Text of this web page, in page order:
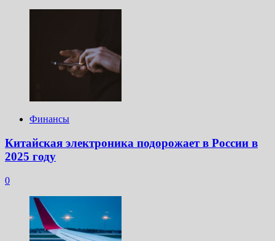
Финансы
Китайская электроника подорожает в России в
2025 году
0